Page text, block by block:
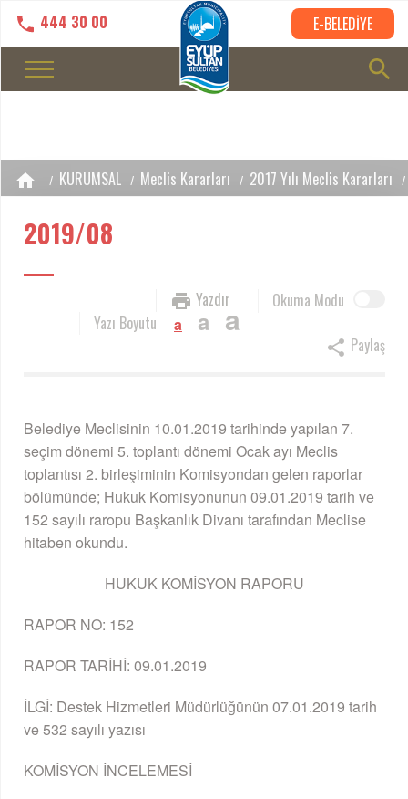
444 30 00 E-BELEDİYE
KURUMSAL Meclis Kararları 2017 Yılı Meclis Kararları
2019/08
Okuma Modu
Yazdır
Yazı Boyutu
a a a
Paylaş
Belediye Meclisinin 10.01.2019 tarihinde yapılan 7.
seçim dönemi 5. toplantı dönemi Ocak ayı Meclis
toplantısı 2. birleşiminin Komisyondan gelen raporlar
bölümünde; Hukuk Komisyonunun 09.01.2019 tarih ve
152 sayılı raropu Başkanlık Divanı tarafından Meclise
hitaben okundu.
HUKUK KOMİSYON RAPORU
RAPOR NO: 152
RAPOR TARİHİ: 09.01.2019
İLGİ: Destek Hizmetleri Müdürlüğünün 07.01.2019 tarih
ve 532 sayılı yazısı
KOMİSYON İNCELEMESİ